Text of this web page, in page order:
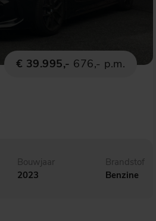
€ 39.995,- 676,- p.m.
Bouwjaar
2023
Brandstof
Benzine